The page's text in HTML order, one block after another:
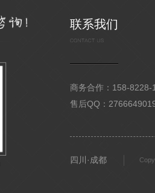
联系我们
商务合作：158-
售后QQ：
四川·成都